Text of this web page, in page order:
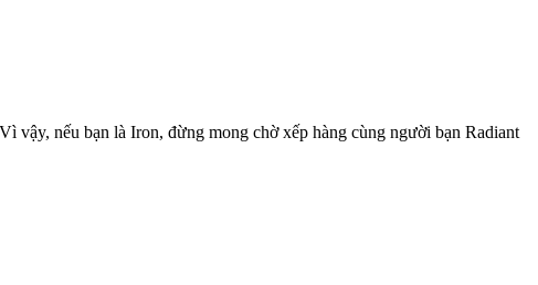
vậy, nếu bạn là Iron, đừng mong chờ xếp hàng cùng người bạn Radiant